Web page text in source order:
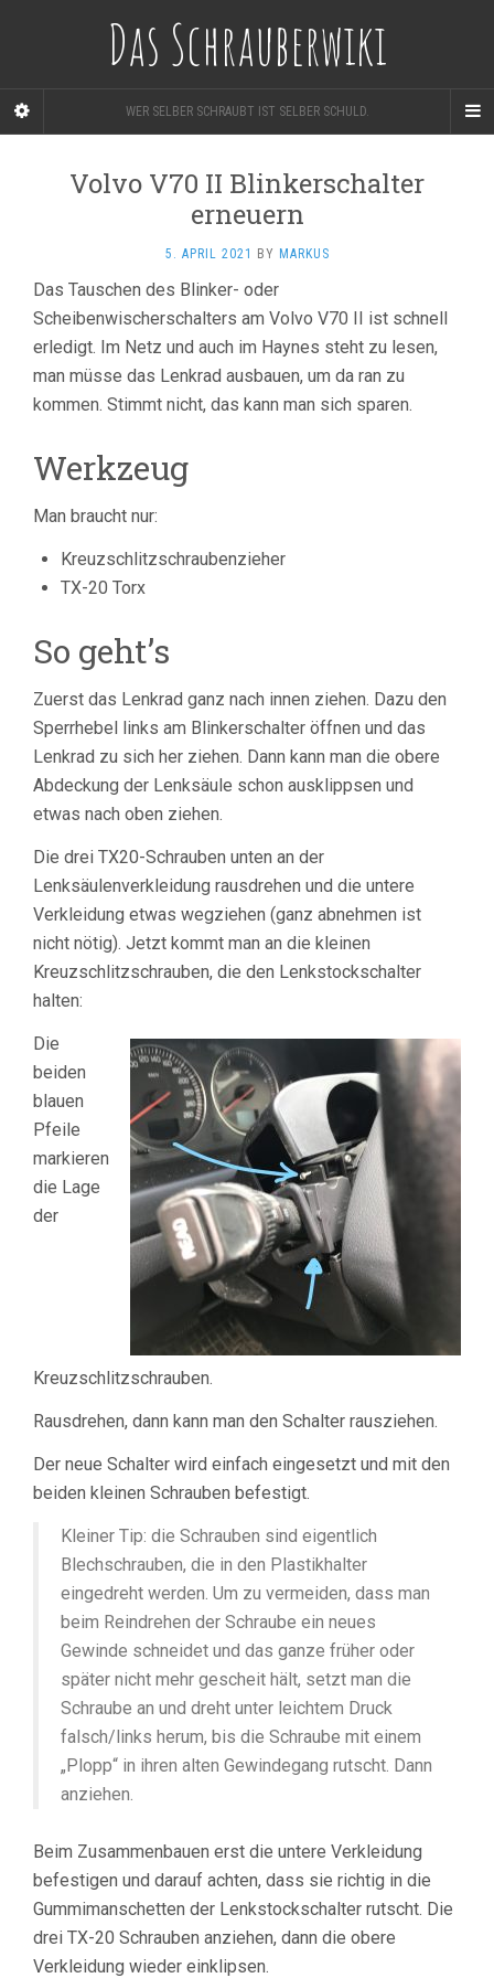
Das Schrauberwiki
WER SELBER SCHRAUBT IST SELBER SCHULD.
Volvo V70 II Blinkerschalter
erneuern
5. APRIL 2021 BY MARKUS
Das Tauschen des Blinker- oder
Scheibenwischerschalters am Volvo V70 II ist schnell
erledigt. Im Netz und auch im Haynes steht zu lesen,
man müsse das Lenkrad ausbauen, um da ran zu
kommen. Stimmt nicht, das kann man sich sparen.
Werkzeug
Man braucht nur:
Kreuzschlitzschraubenzieher
TX-20 Torx
So geht’s
Zuerst das Lenkrad ganz nach innen ziehen. Dazu den
Sperrhebel links am Blinkerschalter öffnen und das
Lenkrad zu sich her ziehen. Dann kann man die obere
Abdeckung der Lenksäule schon ausklippsen und
etwas nach oben ziehen.
Die drei TX20-Schrauben unten an der
Lenksäulenverkleidung rausdrehen und die untere
Verkleidung etwas wegziehen (ganz abnehmen ist
nicht nötig). Jetzt kommt man an die kleinen
Kreuzschlitzschrauben, die den Lenkstockschalter
halten:
Die
beiden
blauen
Pfeile
markieren
die Lage
der
Kreuzschlitzschrauben.
Rausdrehen, dann kann man den Schalter rausziehen.
Der neue Schalter wird einfach eingesetzt und mit den
beiden kleinen Schrauben befestigt.
Kleiner Tip: die Schrauben sind eigentlich
Blechschrauben, die in den Plastikhalter
eingedreht werden. Um zu vermeiden, dass man
beim Reindrehen der Schraube ein neues
Gewinde schneidet und das ganze früher oder
später nicht mehr gescheit hält, setzt man die
Schraube an und dreht unter leichtem Druck
falsch/links herum, bis die Schraube mit einem
„Plopp“ in ihren alten Gewindegang rutscht. Dann
anziehen.
Beim Zusammenbauen erst die untere Verkleidung
befestigen und darauf achten, dass sie richtig in die
Gummimanschetten der Lenkstockschalter rutscht. Die
drei TX-20 Schrauben anziehen, dann die obere
Verkleidung wieder einklipsen.